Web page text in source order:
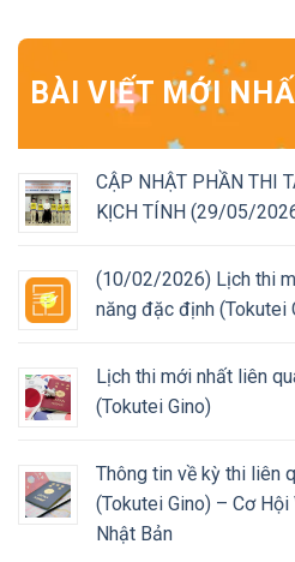
BÀI VIẾT MỚI
CẬP NHẬT PHẦN THI
KỊCH TÍNH (29/05/
(10/02/2026) Lịch thi
năng đặc định (Tokutei
Lịch thi mới nhất liên
(Tokutei Gino)
Thông tin về kỳ thi liên
(Tokutei Gino) – Cơ
Nhật Bản